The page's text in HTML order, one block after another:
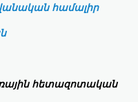
համալիր
հետազոտական